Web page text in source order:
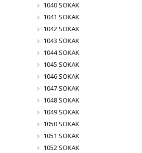
1040 SOKAK
1041 SOKAK
1042 SOKAK
1043 SOKAK
1044 SOKAK
1045 SOKAK
1046 SOKAK
1047 SOKAK
1048 SOKAK
1049 SOKAK
1050 SOKAK
1051 SOKAK
1052 SOKAK